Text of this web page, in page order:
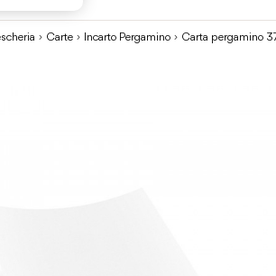
Carte Incarto Pergamino Carta pergamino